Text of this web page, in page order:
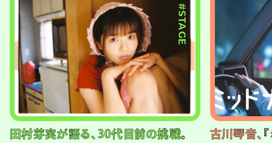
#STAGE
田村芽実が語る、30代目前の挑戦。
古川琴音、